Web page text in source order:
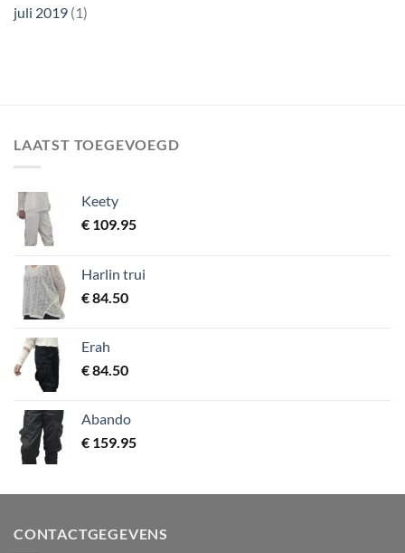
juli 2019 (1)
LAATST TOEGEVOEGD
Keety
€ 109.95
Harlin trui
€84.50
Erah
€84.50
Abando
€ 159.95
CONTACTGEGEVENS